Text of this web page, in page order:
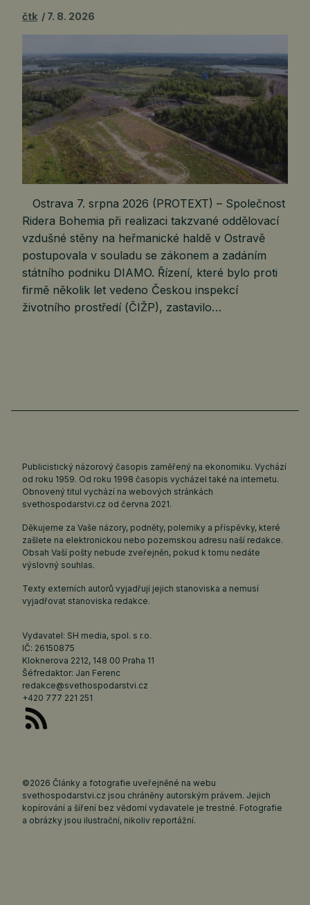
čtk 7. 8. 2026
Ostrava 7. srpna 2026 (PROTEXT) – Společnost
Ridera Bohemia při realizaci takzvané oddělovací
vzdušné stěny na heřmanické haldě v Ostravě
postupovala v souladu se zákonem a zadáním
státního podniku DIAMO. Řízení, které bylo proti
firmě několik let vedeno Českou inspekcí
životního prostředí (ČIŽP), zastavilo…
Publicistický názorový časopis zaměřený na ekonomiku. Vychází
od roku 1959. Od roku 1998 časopis vycházel také na internetu.
Obnovený titul vychází na webových stránkách
svethospodarstvi.cz od června 2021.
Děkujeme za Vaše názory, podněty, polemiky a příspěvky, které
zašlete na elektronickou nebo pozemskou adresu naší redakce.
Obsah Vaší pošty nebude zveřejněn, pokud k tomu nedáte
výslovný souhlas.
Texty externích autorů vyjadřují jejich stanoviska a nemusí
vyjadřovat stanoviska redakce.
Vydavatel: SH media, spol. s r.o.
IČ: 26150875
Kloknerova 2212, 148 00 Praha 11
Šéfredaktor: Jan Ferenc
redakce@svethospodarstvi.cz
+420 777 221 251
©2026 Články a fotografie uveřejněné na webu
svethospodarstvi.cz jsou chráněny autorským právem. Jejich
kopírování a šíření bez vědomí vydavatele je trestné. Fotografie
a obrázky jsou ilustrační, nikoliv reportážní.